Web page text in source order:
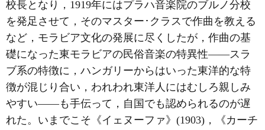
校長となり，1919年にはプラハ音楽院のブルノ分校
を発足させて，そのマスター･クラスで作曲を教える
など，モラビア文化の発展に尽くしたが，作曲の基
礎になった東モラビアの民俗音楽の特異性――スラ
ブ系の特徴に，ハンガリーからはいった東洋的な特
徴が混じり合い，われわれ東洋人にはむしろ親しみ
やすい――も手伝って，自国でも認められるのが遅
れた。いまでこそ《イェヌーファ》(1903)，《カーチ